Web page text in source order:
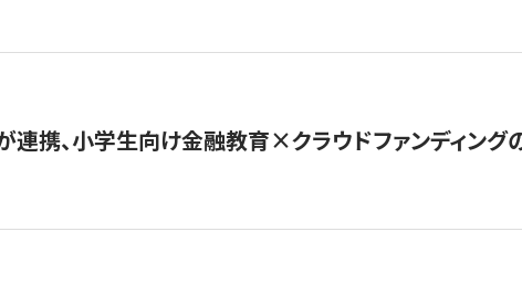
連携、小学生向け金融教育×クラウドファンディング